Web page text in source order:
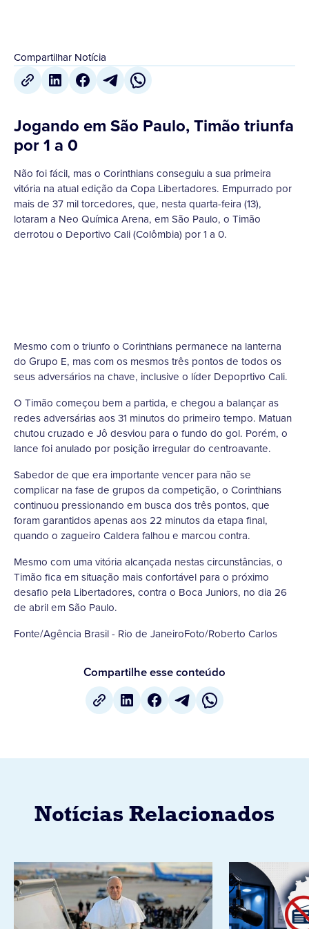
Compartilhar Notícia
Jogando em São Paulo, Timão triunfa
por 1 a 0
Não foi fácil, mas o Corinthians conseguiu a sua primeira
vitória na atual edição da Copa Libertadores. Empurrado por
mais de 37 mil torcedores, que, nesta quarta-feira (13),
lotaram a Neo Química Arena, em São Paulo, o Timão
derrotou o Deportivo Cali (Colômbia) por 1 a 0.
Mesmo com o triunfo o Corinthians permanece na lanterna
do Grupo E, mas com os mesmos três pontos de todos os
seus adversários na chave, inclusive o líder Depoprtivo Cali.
O Timão começou bem a partida, e chegou a balançar as
redes adversárias aos 31 minutos do primeiro tempo. Matuan
chutou cruzado e Jô desviou para o fundo do gol. Porém, o
lance foi anulado por posição irregular do centroavante.
Sabedor de que era importante vencer para não se
complicar na fase de grupos da competição, o Corinthians
continuou pressionando em busca dos três pontos, que
foram garantidos apenas aos 22 minutos da etapa final,
quando o zagueiro Caldera falhou e marcou contra.
Mesmo com uma vitória alcançada nestas circunstâncias, o
Timão fica em situação mais confortável para o próximo
desafio pela Libertadores, contra o Boca Juniors, no dia 26
de abril em São Paulo.
Fonte/Agência Brasil - Rio de JaneiroFoto/Roberto Carlos
Compartilhe esse conteúdo
Notícias Relacionados